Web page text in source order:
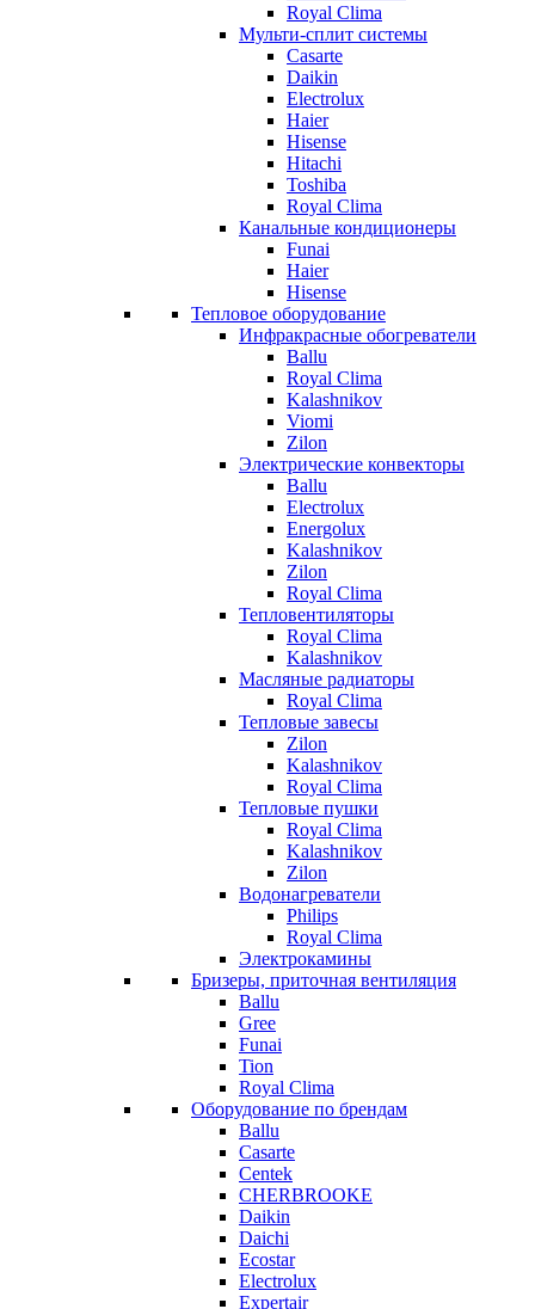
Royal Clima
Мульти-сплит системы
Casarte
Daikin
Electrolux
Haier
Hisense
Hitachi
Toshiba
Royal Clima
Канальные кондиционеры
Funai
Haier
Hisense
Тепловое оборудование
Инфракрасные обогреватели
Ballu
Royal Clima
Kalashnikov
Viomi
Zilon
Электрические конвекторы
Ballu
Electrolux
Energolux
Kalashnikov
Zilon
Royal Clima
Тепловентиляторы
Royal Clima
Kalashnikov
Масляные радиаторы
Royal Clima
Тепловые завесы
Zilon
Kalashnikov
Royal Clima
Тепловые пушки
Royal Clima
Kalashnikov
Zilon
Водонагреватели
Philips
Royal Clima
Электрокамины
Бризеры, приточная вентиляция
Ballu
Gree
Funai
Tion
Royal Clima
Оборудование по брендам
Ballu
Casarte
Centek
CHERBROOKE
Daikin
Daichi
Ecostar
Electrolux
Expertair